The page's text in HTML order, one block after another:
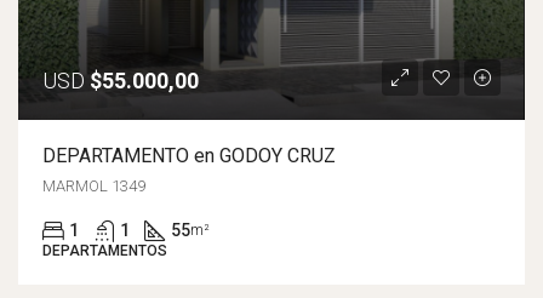
USD $55.000,00
DEPARTAMENTO en GODOY CRUZ
MARMOL 1349
1 1 55m²
DEPARTAMENTOS